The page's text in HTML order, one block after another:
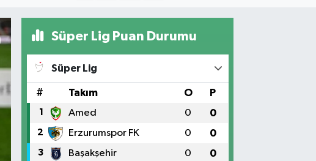
Süper Lig Puan Durumu
Süper Lig
# Takım O P
1 Amed 0 0
2 Erzurumspor FK 0 0
3 Başakşehir 0 0